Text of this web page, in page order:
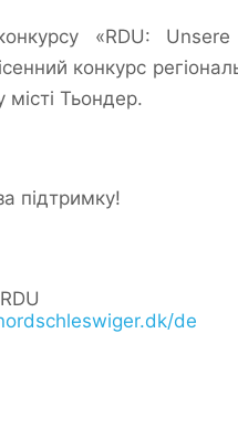
«RDU: Unsere
конкурс
Тьондер.
підтримку!
de